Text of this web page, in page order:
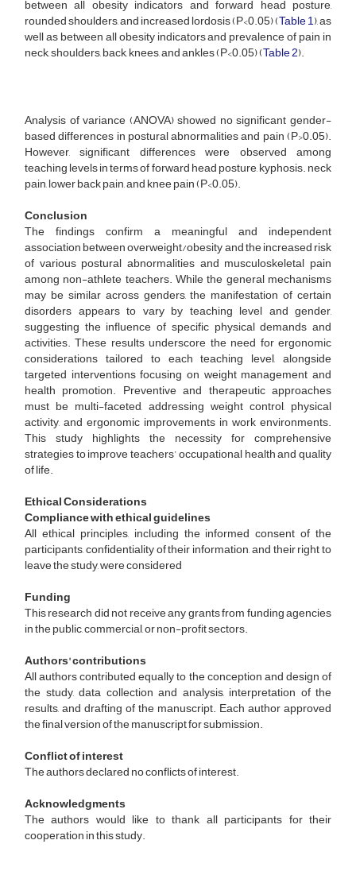
between all obesity indicators and forward head posture,
rounded shoulders, and increased lordosis (P<0.05) (Table 1), as
well as between all obesity indicators and prevalence of pain in
neck, shoulders, back, knees, and ankles (P<0.05) (Table 2).
Analysis of variance (ANOVA) showed no significant gender-
based differences in postural abnormalities and pain (P>0.05).
However, significant differences were observed among
teaching levels in terms of forward head posture, kyphosis. neck
pain, lower back pain, and knee pain (P<0.05).
Conclusion
The findings confirm a meaningful and independent
association between overweight/obesity and the increased risk
of various postural abnormalities and musculoskeletal pain
among non-athlete teachers. While the general mechanisms
may be similar across genders, the manifestation of certain
disorders appears to vary by teaching level and gender,
suggesting the influence of specific physical demands and
activities. These results underscore the need for ergonomic
considerations tailored to each teaching level, alongside
targeted interventions focusing on weight management and
health promotion. Preventive and therapeutic approaches
must be multi-faceted, addressing weight control, physical
activity, and ergonomic improvements in work environments.
This study highlights the necessity for comprehensive
strategies to improve teachers’ occupational health and quality
of life.
Ethical Considerations
Compliance with ethical guidelines
All ethical principles, including the informed consent of the
participants, confidentiality of their information, and their right to
leave the study, were considered
Funding
This research did not receive any grants from funding agencies
in the public, commercial, or non-profit sectors.
Authors' contributions
All authors contributed equally to the conception and design of
the study, data collection and analysis, interpretation of the
results, and drafting of the manuscript. Each author approved
the final version of the manuscript for submission.
Conflict of interest
The authors declared no conflicts of interest.
Acknowledgments
The authors would like to thank all participants for their
cooperation in this study.